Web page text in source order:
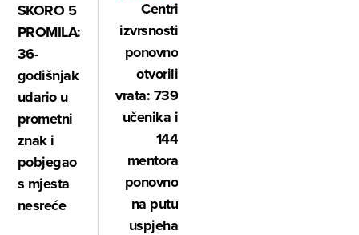
SKORO 5
PROMILA:
36-
godišnjak
udario u
prometni
znak i
pobjegao
s mjesta
nesreće
Centri
izvrsnosti
ponovno
otvorili
vrata: 739
učenika i
144
mentora
ponovno
na putu
uspjeha